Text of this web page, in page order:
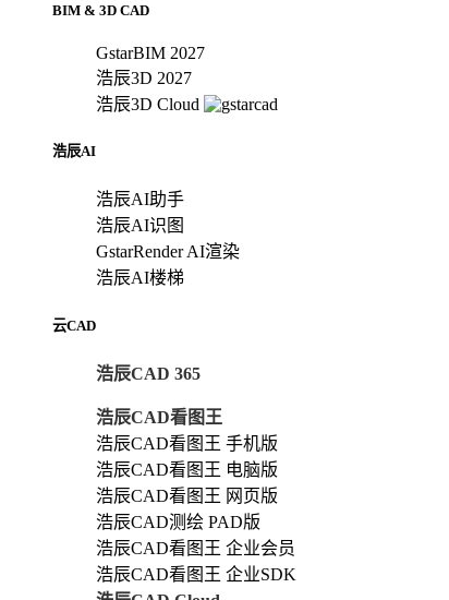
BIM & 3D CAD
GstarBIM 2027
浩辰3D 2027
浩辰3D Cloud
浩辰AI
浩辰AI助手
浩辰AI识图
GstarRender AI渲染
浩辰AI楼梯
云CAD
浩辰CAD 365
浩辰CAD看图王
浩辰CAD看图王 手机版
浩辰CAD看图王 电脑版
浩辰CAD看图王 网页版
浩辰CAD测绘 PAD版
浩辰CAD看图王 企业会员
浩辰CAD看图王 企业SDK